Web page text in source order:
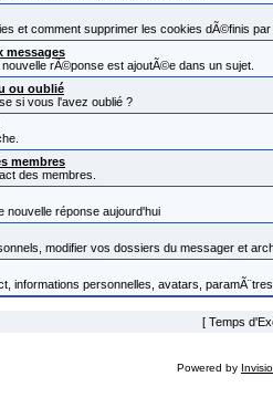
et comment supprimer les cookies dÃ©finis par
messages
rÃ©ponse est ajoutÃ©e dans un sujet.
ou oublié
si vous l'avez oublié ?
membres
des membres.
nouvelle réponse aujourd'hui
modifier vos dossiers du messager et
informations personnelles, avatars,
[ Temps
Powered by